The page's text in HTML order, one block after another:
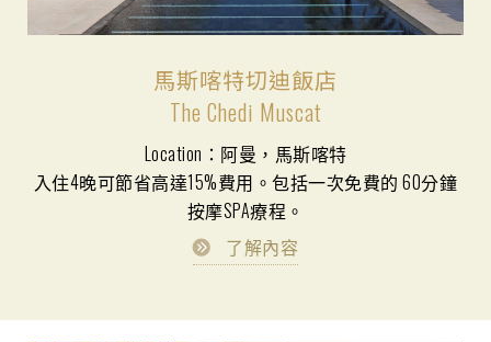
馬斯喀特切迪飯店
The Chedi Muscat
Location：阿曼，馬斯喀特
入住4晚可節省高達15%費用。包括一次免費的 60分鐘
按摩SPA療程。
了解內容